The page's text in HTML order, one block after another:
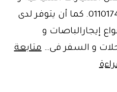
العائلية فى مصر01101747711. كما أن يتوفر لدى
إيجارالباصات و
و السفر فى…متابعة